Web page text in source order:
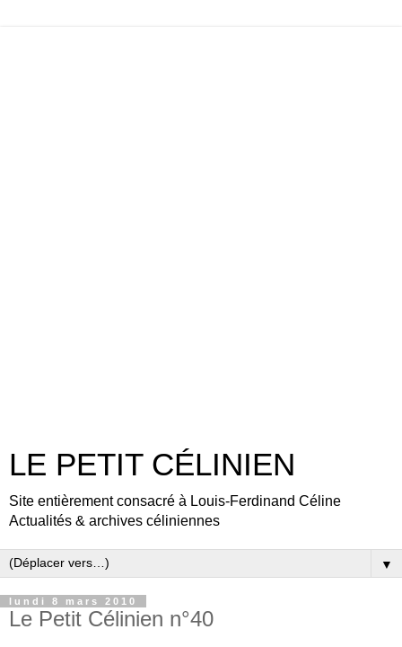
LE PETIT CÉLINIEN
Site entièrement consacré à Louis-Ferdinand Céline
Actualités & archives céliniennes
▼
lundi 8 mars 2010
Le Petit Célinien n°40